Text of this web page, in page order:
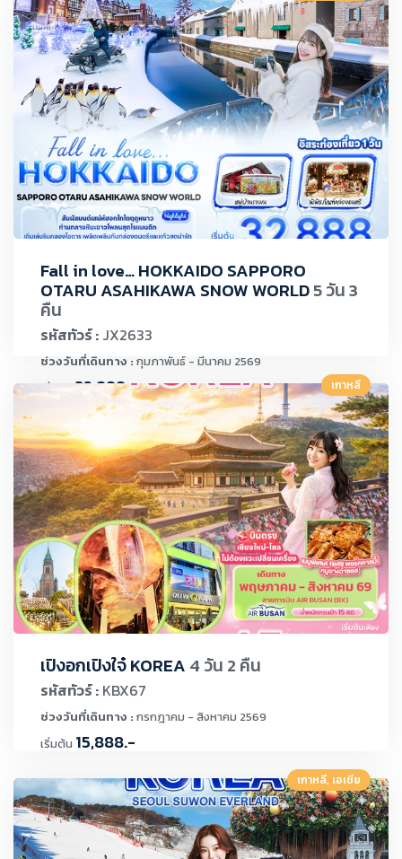
Fall in love… HOKKAIDO SAPPORO
OTARU ASAHIKAWA SNOW WORLD5 วัน 3
คืน
รหัสทัวร์ : JX2633
ช่วงวันที่เดินทาง : กุมภาพันธ์ - มีนาคม 2569
เริ่มต้น
32,888.- เกาหลี
เปิงอกเปิงใจ๋ KOREA 4 วัน 2 คืน
รหัสทัวร์ : KBX67
ช่วงวันที่เดินทาง : กรกฎาคม - สิงหาคม 2569
เริ่มต้น 15,888.-
เกาหลี, เอเชีย